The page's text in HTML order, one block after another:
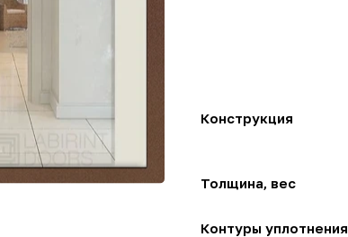
Конструкция
Толщина, вес
Контуры уплотнения